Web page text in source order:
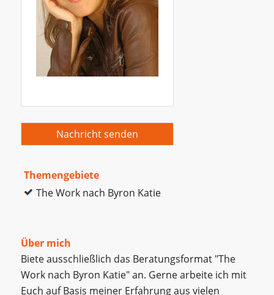
Nachricht senden
Themengebiete
The Work nach Byron Katie
Über mich
Biete ausschließlich das Beratungsformat "The
Work nach Byron Katie" an. Gerne arbeite ich mit
Euch auf Basis meiner Erfahrung aus vielen